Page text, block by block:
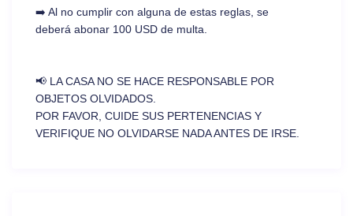
➡️ Al no cumplir con alguna de estas reglas, se
deberá abonar 100 USD de multa.
📢 LA CASA NO SE HACE RESPONSABLE POR
OBJETOS OLVIDADOS.
POR FAVOR, CUIDE SUS PERTENENCIAS Y
VERIFIQUE NO OLVIDARSE NADA ANTES DE IRSE.